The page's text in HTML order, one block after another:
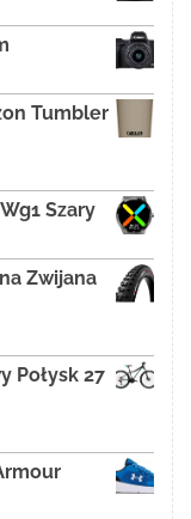
Tumbler
Szary
Zwijana
Połysk 27